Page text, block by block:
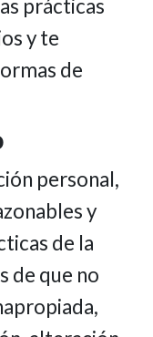
prácticas
y te
de
personal,
y
de la
de que no